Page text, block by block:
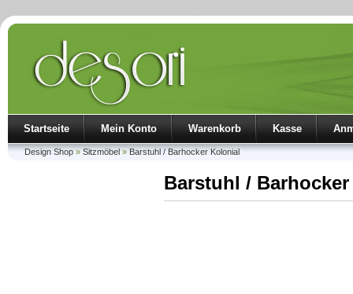
Startseite Mein Konto Warenkorb Kasse
Design Shop»Sitzmöbel»Barstuhl / Barhocker Kolonial
Barstuhl /